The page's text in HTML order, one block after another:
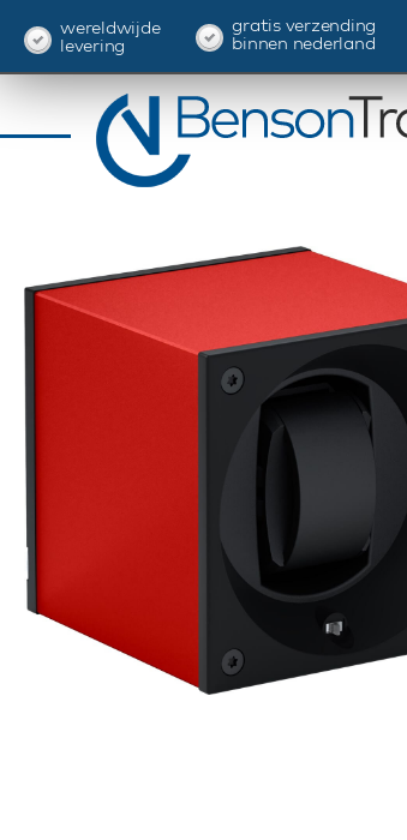
wereldwijde
levering
gratis verzending
binnen nederland